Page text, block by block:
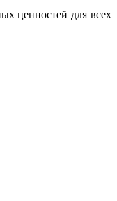
ценностей для всех